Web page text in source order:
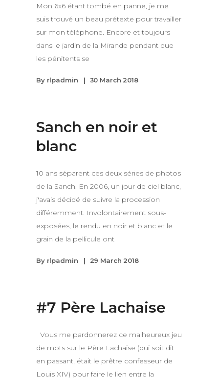
Mon 6x6 étant tombé en panne, je me
suis trouvé un beau prétexte pour travailler
sur mon téléphone. Encore et toujours
dans le jardin de la Mirande pendant que
les pénitents se
By rlpadmin 30 March 2018
Sanch en noir et
blanc
10 ans séparent ces deux séries de photos
de la Sanch. En 2006, un jour de ciel blanc,
j'avais décidé de suivre la procession
différemment. Involontairement sous-
exposées, le rendu en noir et blanc et le
grain de la pellicule ont
By rlpadmin 29 March 2018
#7 Père Lachaise
Vous me pardonnerez ce malheureux jeu
de mots sur le Père Lachaise (qui soit dit
en passant, était le prêtre confesseur de
Louis XIV) pour faire le lien entre la